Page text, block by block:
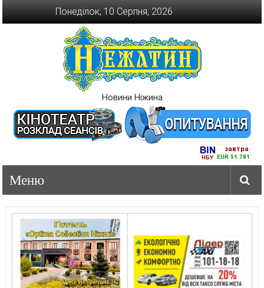
Понеділок, 10 Серпня, 2026
Новини Ніжина